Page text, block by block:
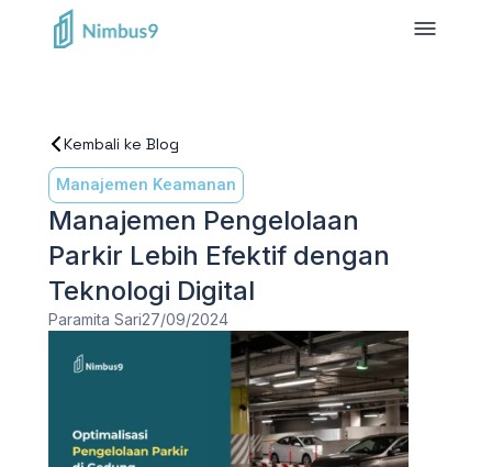
Kembali ke Blog
Manajemen Keamanan
Manajemen Pengelolaan
Parkir Lebih Efektif dengan
Teknologi Digital
Paramita Sari27/09/2024